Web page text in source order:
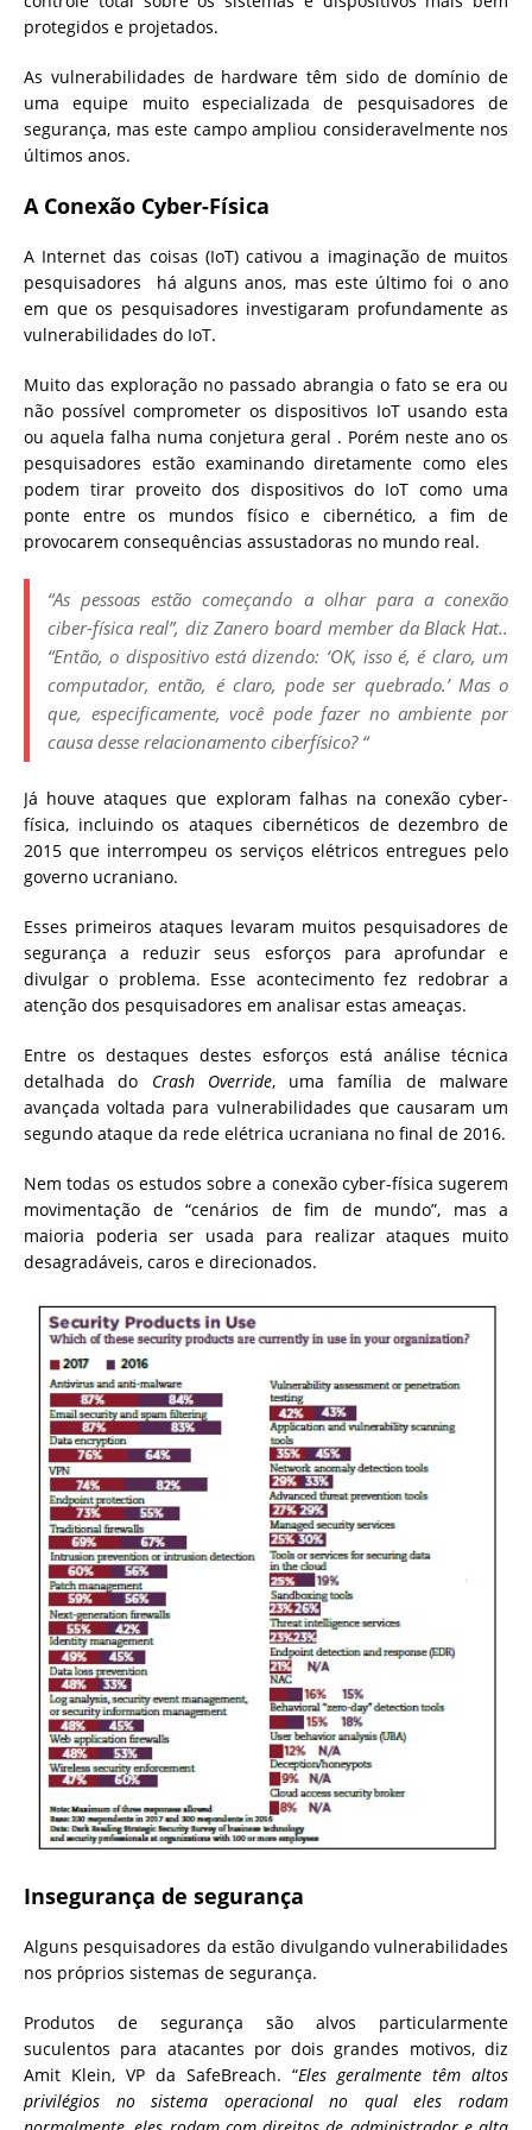
protegidos e projetados.
As vulnerabilidades de hardware têm sido de domínio de
uma equipe muito especializada de pesquisadores de
segurança, mas este campo ampliou consideravelmente nos
últimos anos.
A Conexão Cyber-Física
A Internet das coisas (IoT) cativou a imaginação de muitos
pesquisadores há alguns anos, mas este último foi o ano
em que os pesquisadores investigaram profundamente as
vulnerabilidades do IoT.
Muito das exploração no passado abrangia o fato se era ou
não possível comprometer os dispositivos IoT usando esta
ou aquela falha numa conjetura geral . Porém neste ano os
pesquisadores estão examinando diretamente como eles
podem tirar proveito dos dispositivos do IoT como uma
ponte entre os mundos físico e cibernético, a fim de
provocarem consequências assustadoras no mundo real.
“As pessoas estão começando a olhar para a conexão
ciber-física real”, diz Zanero board memberda Black Hat..
“Então, o dispositivo está dizendo: ‘OK, isso é, é claro, um
computador, então, é claro, pode ser quebrado.’ Mas o
que, especificamente, você pode fazer no ambiente por
causa desse relacionamento ciberfísico? “
Já houve ataques que exploram falhas na conexão cyber-
física, incluindo os ataques cibernéticos de dezembro de
2015 que interrompeu os serviços elétricos entregues pelo
governo ucraniano.
Esses primeiros ataques levaram muitos pesquisadores de
segurança a reduzir seus esforços para aprofundar e
divulgar o problema. Esse acontecimento fez redobrar a
atenção dos pesquisadores em analisar estas ameaças.
Entre os destaques destes esforços está análise técnica
detalhada do Crash Override, uma família de malware
avançada voltada para vulnerabilidades que causaram um
segundo ataque da rede elétrica ucraniana no final de 2016.
Nem todas os estudos sobre a conexão cyber-física sugerem
movimentação de “cenários de fim de mundo”, mas a
maioria poderia ser usada para realizar ataques muito
desagradáveis, caros e direcionados.
Insegurança de segurança
Alguns pesquisadores da estão divulgando vulnerabilidades
nos próprios sistemas de segurança.
Produtos de segurança são alvos particularmente
suculentos para atacantes por dois grandes motivos, diz
Amit Klein, VP da SafeBreach. “Eles geralmente têm altos
privilégios no sistema operacional no qual eles rodam